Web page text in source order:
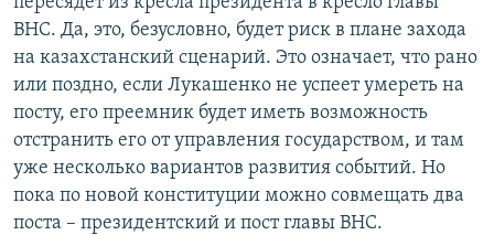
ВНС. Да, это, безусловно, будет риск в плане захода
на казахстанский сценарий. Это означает, что рано
или поздно, если Лукашенко не успеет умереть на
посту, его преемник будет иметь возможность
отстранить его от управления государством, и там
уже несколько вариантов развития событий. Но
пока по новой конституции можно совмещать два
поста – президентский и пост главы ВНС.